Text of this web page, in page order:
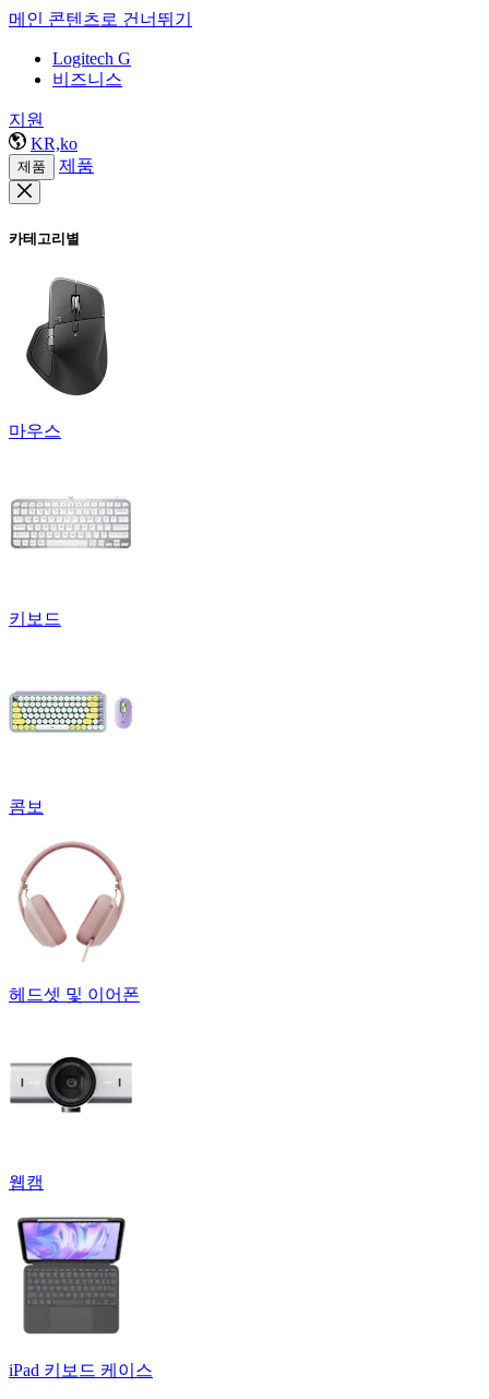
메인 콘텐츠로 건너뛰기
Logitech G
비즈니스
지원
KR,ko
제품 제품
카테고리별
마우스
키보드
콤보
헤드셋 및 이어폰
웹캠
iPad 키보드 케이스